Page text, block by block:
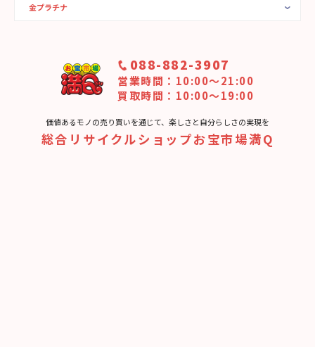
金プラチナ
088-882-3907
営業時間：10:00〜21:00
買取時間：10:00～19:00
価値あるモノの売り買いを通じて、楽しさと⾃分らしさの実現を
総合リサイクルショップお宝市場満Q